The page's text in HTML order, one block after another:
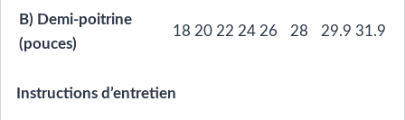
B) Demi-poitrine
(pouces)
18 20 22 24 26 28 29.9 31.9
Instructions d’entretien